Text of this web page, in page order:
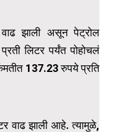
झाली असून पेट्रोल
लिटर पर्यंत पोहोचलं
137.23 रुपये प्रति
वाढ झाली आहे. त्यामुळे,